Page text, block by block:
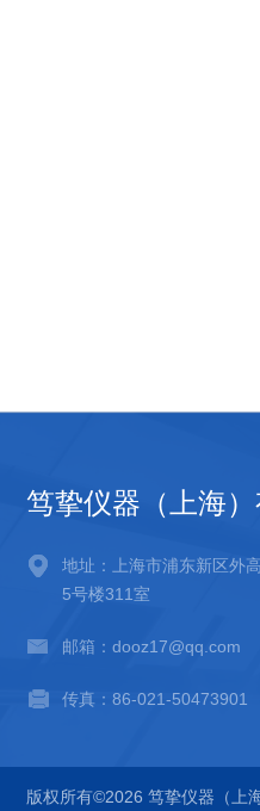
笃挚仪器（上海）
地址：上海市浦东新区外
5号楼311室
邮箱：dooz17@qq.com
传真：86-021-50473901
版权所有©2026 笃挚仪器（上